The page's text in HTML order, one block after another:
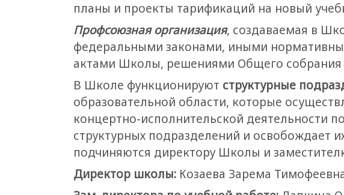
планы и проекты тарификаций на новый
Профсоюзная организация, создаваемая в
федеральными законами, иными
актами Школы, решениями Общего собрания
В Школе функционируют структурные
образовательной области, которые
концертно-исполнительской деятельности
структурных подразделений и
подчиняются директору Школы и
Директор школы: Козаева Зарема